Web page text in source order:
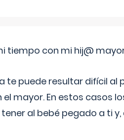
tiempo con mi hij@
te puede resultar difícil
el mayor. En estos casos
al bebé pegado a ti